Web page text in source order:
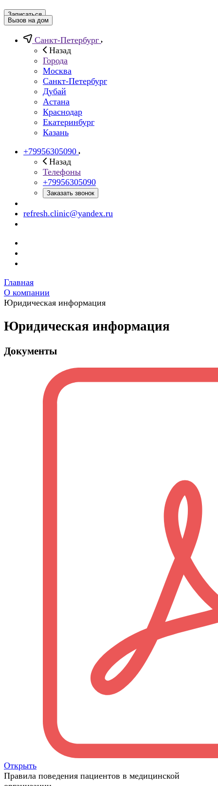
Записаться
Вызов на дом
Санкт-Петербург
Назад
Города
Москва
Санкт-Петербург
Дубай
Астана
Краснодар
Екатеринбург
Казань
+79956305090
Назад
Телефоны
+79956305090
Заказать звонок
refresh.clinic@yandex.ru
Главная
О компании
Юридическая информация
Юридическая информация
Документы
Открыть
Правила поведения пациентов в медицинской